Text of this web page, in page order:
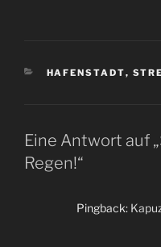
KATEGORIEN
HAFENSTADT,
Eine Antwort auf
Regen!“
Pingback: